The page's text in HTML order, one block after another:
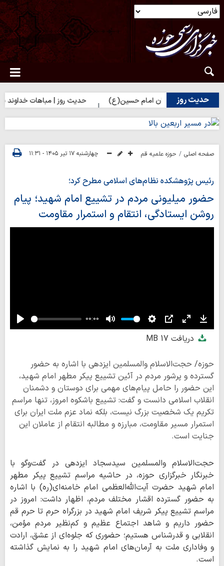
حدیث روز
برای زائران امام حسین(ع) حدیث روز | مباهات خداوند به
صفحه اصلی حوزه علمیه قم چهارشنبه ۱۷ تیر ۱۴۰۵ - ۱۱:۳۱
رئیس پژوهشکده نظام‌های اسلامی مطرح کرد؛
حضور میلیونی مردم در تشییع امام شهید؛ پیام
روشن ایستادگی، انتقام و استمرار مقاومت
Play
00:00
Mute Settings
PIP Enter
fullscreenدریافت17 MB
حوزه/ حجت‌الاسلام والمسلمین ایزدهی با اشاره به حضور
گسترده و پرشور مردم در آئین تشییع پیکر مطهر امام شهید،
این حضور را حامل پیام‌های مهمی برای دوستان و دشمنان
انقلاب اسلامی دانست و گفت: تشییع باشکوه امروز، تنها مراسم
تکریم یک شخصیت بزرگ نیست، بلکه نماد عزم ملت ایران برای
استمرار مسیر مقاومت، مبارزه و مطالبه انتقام از عاملان این
جنایت است.
حجت‌الاسلام والمسلمین سیدسجاد ایزدهی در گفت‌وگو با
خبرنگار خبرگزاری حوزه، در حاشیه مراسم تشییع پیکر مطهر
امام شهید حضرت آیت‌الله‌العظمی امام خامنه‌ای(ره) با اشاره
به حضور گسترده اقشار مختلف مردم، اظهار داشت: امروز در
مراسم تشییع پیکر شریف امام شهید در بزرگراه حرم تا حرم قم
حضور داریم و شاهد اجتماع عظیم و کم‌نظیر مردم مؤمن،
انقلابی و قدرشناس هستیم؛ حضوری که جلوه‌ای از عشق، ارادت
و وفاداری ملت به آرمان‌های امام شهید را به نمایش گذاشته
است.